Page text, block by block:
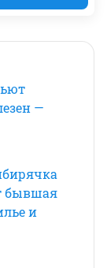
—
бывшая
и